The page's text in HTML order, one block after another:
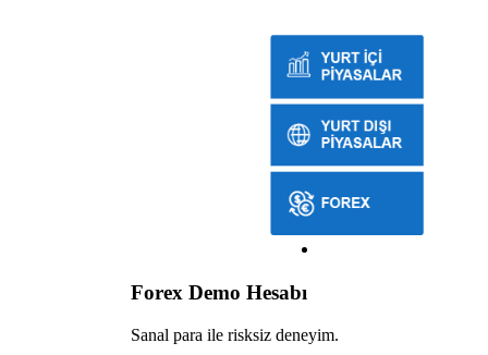
Forex Demo Hesabı
Sanal para ile risksiz deneyim.